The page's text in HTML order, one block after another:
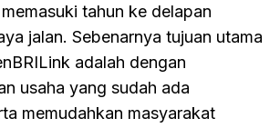
tahun ke delapan
jalan. Sebenarnya tujuan utama
adalah dengan
usaha yang sudah ada
memudahkan masyarakat